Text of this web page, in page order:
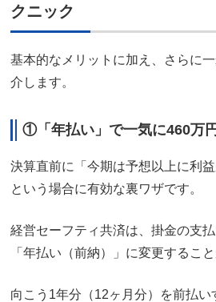
クニック
基本的なメリットに加え、さらに
介します。
①「年払い」で一気に460万
決算直前に「今期は予想以上に利
という場合に有効な裏ワザです。
経営セーフティ共済は、掛金の支
「年払い（前納）」に変更すること
向こう1年分（12ヶ月分）を前払い